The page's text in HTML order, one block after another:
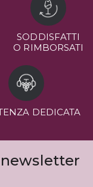
SODDISFATTI
O RIMBORSATI
DEDICATA